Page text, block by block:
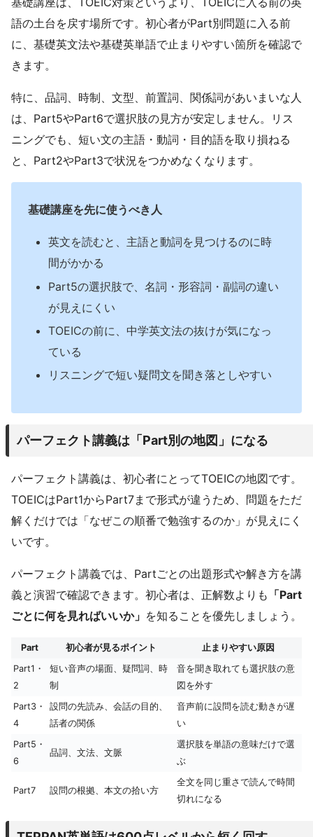
語の土台を戻す場所です。初心者がPart別問題に入る前
に、基礎英文法や基礎英単語で止まりやすい箇所を確認で
きます。
特に、品詞、時制、文型、前置詞、関係詞があいまいな人
は、Part5やPart6で選択肢の見方が安定しません。リス
ニングでも、短い文の主語・動詞・目的語を取り損ねる
と、Part2やPart3で状況をつかめなくなります。
基礎講座を先に使うべき人
英文を読むと、主語と動詞を見つけるのに時
間がかかる
Part5の選択肢で、名詞・形容詞・副詞の違い
が見えにくい
TOEICの前に、中学英文法の抜けが気になっ
ている
リスニングで短い疑問文を聞き落としやすい
パーフェクト講義は「Part別の地図」になる
パーフェクト講義は、初心者にとってTOEICの地図です。
TOEICはPart1からPart7まで形式が違うため、問題をただ
解くだけでは「なぜこの順番で勉強するのか」が見えにく
いです。
パーフェクト講義では、Partごとの出題形式や解き方を講
義と演習で確認できます。初心者は、正解数よりも 「Part
ごとに何を見ればいいか」 を知ることを優先しましょう。
Part 初心者が見るポイント
止まりやすい原因
Part1・
2
短い音声の場面、疑問詞、時
制
音を聞き取れても選択肢の意
図を外す
Part3・
4
設問の先読み、会話の目的、
話者の関係
音声前に設問を読む動きが遅
い
Part5・
6
品詞、文法、文脈
選択肢を単語の意味だけで選
ぶ
Part7 設問の根拠、本文の拾い方
全文を同じ重さで読んで時間
切れになる